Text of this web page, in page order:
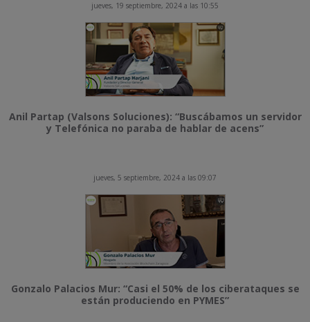
jueves, 19 septiembre, 2024 a las 10:55
Anil Partap (Valsons Soluciones): “Buscábamos un servidor
y Telefónica no paraba de hablar de acens”
jueves, 5 septiembre, 2024 a las 09:07
Gonzalo Palacios Mur: “Casi el 50% de los ciberataques se
están produciendo en PYMES”